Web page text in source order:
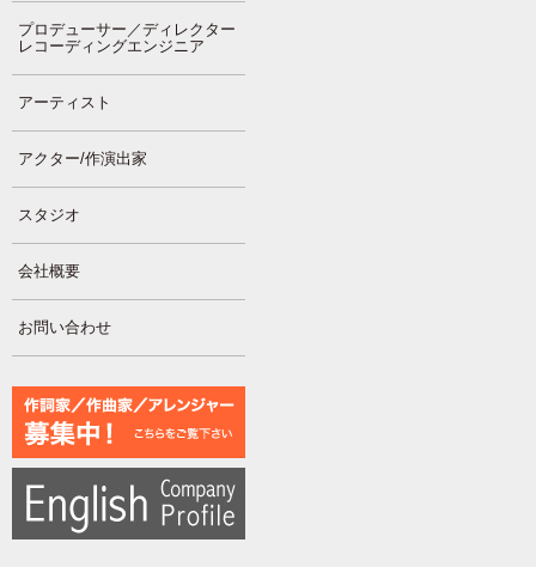
プロデューサー／ディレクター
レコーディングエンジニア
アーティスト
アクター/作演出家
スタジオ
会社概要
お問い合わせ